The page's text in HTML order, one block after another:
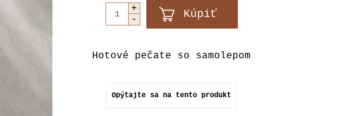
Hotové pečate so samolepom
Opýtajte sa na tento produkt